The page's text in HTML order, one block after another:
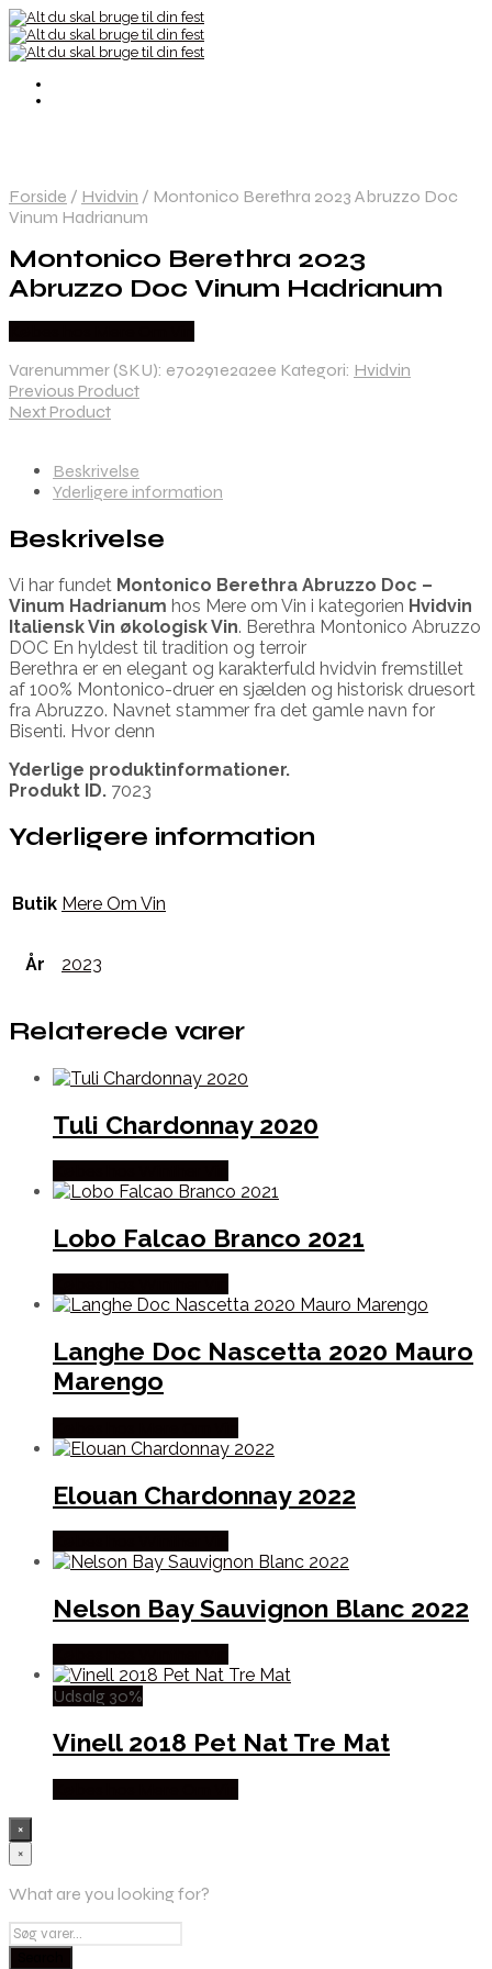
Forside / Hvidvin / Montonico Berethra 2023 Abruzzo Doc
Vinum Hadrianum
Montonico Berethra 2023
Abruzzo Doc Vinum Hadrianum
Varenummer (SKU): e70291e2a2ee Kategori: Hvidvin
Previous Product
Next Product
Beskrivelse
Yderligere information
Beskrivelse
Vi har fundet Montonico Berethra Abruzzo Doc –
Vinum Hadrianum hos Mere om Vin i kategorien Hvidvin
Italiensk Vin økologisk Vin. Berethra Montonico Abruzzo
DOC En hyldest til tradition og terroir
Berethra er en elegant og karakterfuld hvidvin fremstillet
af 100% Montonico-druer en sjælden og historisk druesort
fra Abruzzo. Navnet stammer fra det gamle navn for
Bisenti. Hvor denn
Yderlige produktinformationer.
Produkt ID. 7023
Yderligere information
Butik Mere Om Vin
År 2023
Relaterede varer
Tuli Chardonnay 2020
Lobo Falcao Branco 2021
Langhe Doc Nascetta 2020 Mauro
Marengo
Elouan Chardonnay 2022
Nelson Bay Sauvignon Blanc 2022
Udsalg 30%
Vinell 2018 Pet Nat Tre Mat
×
×
What are you looking for?